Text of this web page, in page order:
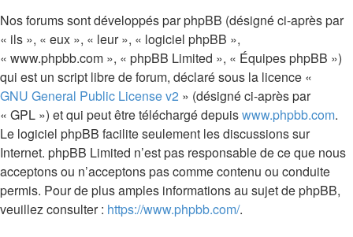
Nos forums sont développés par phpBB (désigné ci-après par
« ils », « eux », « leur », « logiciel phpBB »,
« www.phpbb.com », « phpBB Limited », « Équipes phpBB »)
qui est un script libre de forum, déclaré sous la licence «
GNU General Public License v2 » (désigné ci-après par
« GPL ») et qui peut être téléchargé depuiswww.phpbb.com.
Le logiciel phpBB facilite seulement les discussions sur
Internet. phpBB Limited n’est pas responsable de ce que nous
acceptons ou n’acceptons pas comme contenu ou conduite
permis. Pour de plus amples informations au sujet de phpBB,
veuillez consulter : https://www.phpbb.com/.